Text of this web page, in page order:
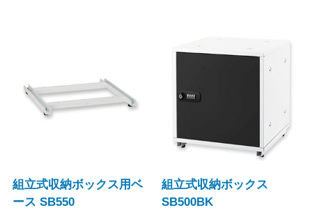
組立式収納ボックス用ベ
ース SB550
組立式収納ボックス
SB500BK